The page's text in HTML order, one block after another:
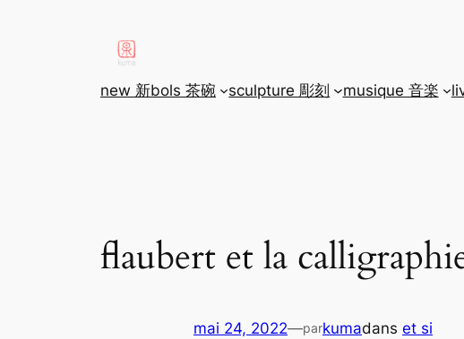
new 新bols 茶碗 sculpture 彫刻 musique 音楽
flaubert et la
mai 24, 2022—parkumadans et si